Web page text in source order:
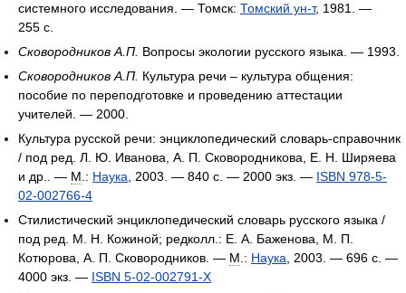
системного исследования. — Томск: Томский ун-т, 1981. —
255 с.
Сковородников А.П. Вопросы экологии русского языка. — 1993.
Сковородников А.П. Культура речи – культура общения:
пособие по переподготовке и проведению аттестации
учителей. — 2000.
Культура русской речи: энциклопедический словарь-справочник
/ под ред. Л. Ю. Иванова, А. П. Сковородникова, Е. Н. Ширяева
и др.. — М .: Наука , 2003. — 840 с. — 2000 экз. — ISBN 978-5-
02-002766-4
Стилистический энциклопедический словарь русского языка /
под ред. М. Н. Кожиной; редколл.: Е. А. Баженова, М. П.
Котюрова, А. П. Сковородников. — М .: Наука , 2003. — 696 с. —
4000 экз. — ISBN 5-02-002791-X